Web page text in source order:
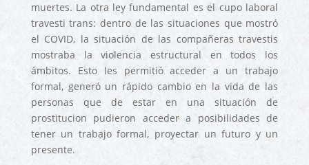
muertes. La otra ley fundamental es el cupo laboral
travesti trans: dentro de las situaciones que mostró
el COVID, la situación de las compañeras travestis
mostraba la violencia estructural en todos los
ámbitos. Esto les permitió acceder a un trabajo
formal, generó un rápido cambio en la vida de las
personas que de estar en una situación de
prostitucion pudieron acceder a posibilidades de
tener un trabajo formal, proyectar un futuro y un
presente.